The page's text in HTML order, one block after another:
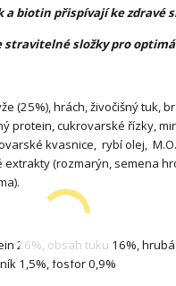
a biotin přispívají ke zdravé
stravitelné složky pro
(25%), hrách, živočišný tuk,
protein, cukrovarské řízky,
kvasnice, rybí olej,
extrakty (rozmarýn, semena
26%, obsah tuku 16%,
1,5%, fosfor 0,9%